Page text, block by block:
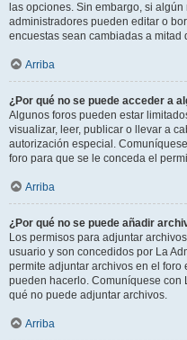
las opciones. Sin embargo, si
administradores pueden editar o
encuestas sean cambiadas a mitad
Arriba
¿Por qué no se puede acceder a
Algunos foros pueden estar
visualizar, leer, publicar o llevar a
autorización especial.
foro para que se le conceda el
Arriba
¿Por qué no se puede añadir
Los permisos para adjuntar
usuario y son concedidos por La
permite adjuntar archivos en el
pueden hacerlo. Comuníquese con
qué no puede adjuntar archivos.
Arriba